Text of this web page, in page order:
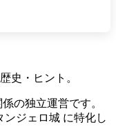
史・ヒント。
の独立運営です。
ンジェロ城 に特化し